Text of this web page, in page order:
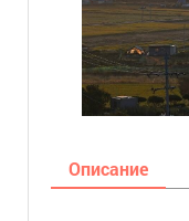
Описание